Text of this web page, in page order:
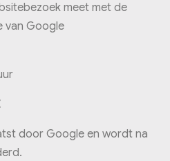
meet met de
van Google
door Google en wordt na